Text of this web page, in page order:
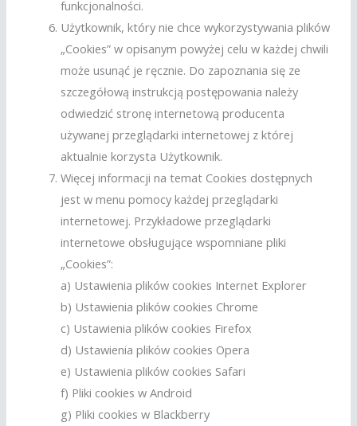
funkcjonalności.
Użytkownik, który nie chce wykorzystywania plików
„Cookies” w opisanym powyżej celu w każdej chwili
może usunąć je ręcznie. Do zapoznania się ze
szczegółową instrukcją postępowania należy
odwiedzić stronę internetową producenta
używanej przeglądarki internetowej z której
aktualnie korzysta Użytkownik.
Więcej informacji na temat Cookies dostępnych
jest w menu pomocy każdej przeglądarki
internetowej. Przykładowe przeglądarki
internetowe obsługujące wspomniane pliki
„Cookies”:
a) Ustawienia plików cookies Internet Explorer
b) Ustawienia plików cookies Chrome
c) Ustawienia plików cookies Firefox
d) Ustawienia plików cookies Opera
e) Ustawienia plików cookies Safari
f) Pliki cookies w Android
g) Pliki cookies w Blackberry